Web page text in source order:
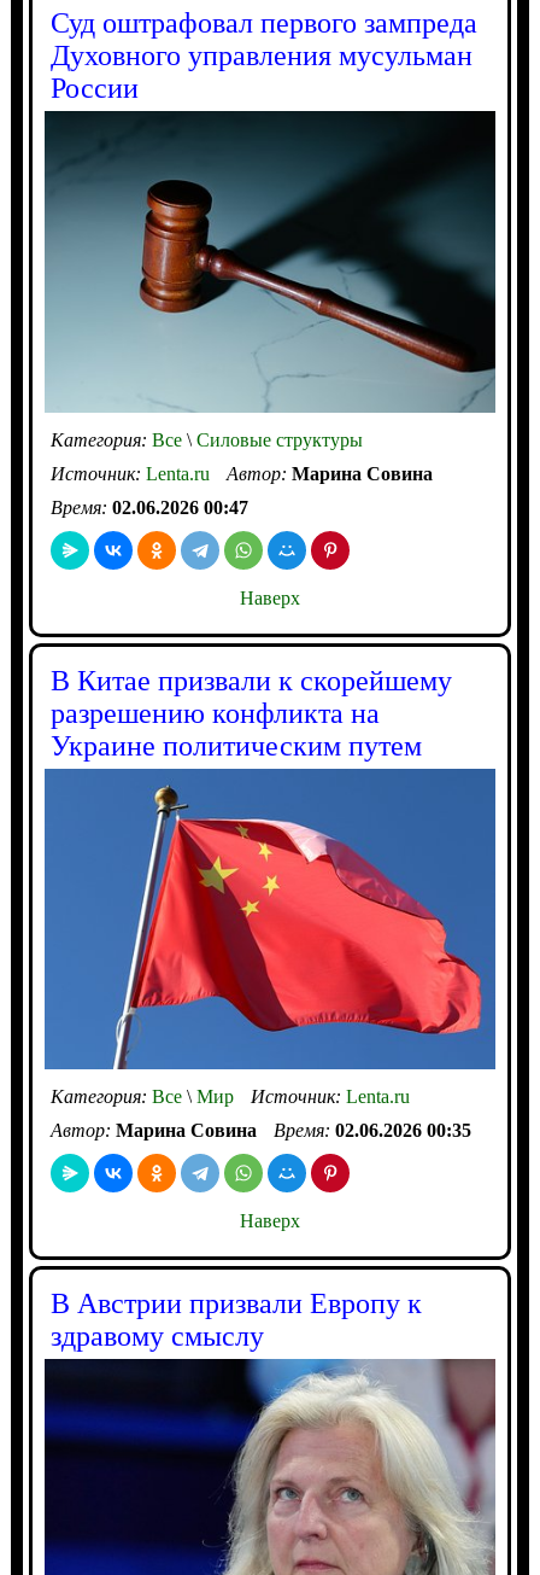
Суд оштрафовал первого зампреда
Духовного управления мусульман
России
Категория: Все\Силовые структуры
Источник: Lenta.ru Автор: Марина Совина
Время: 02.06.2026 00:47
Наверх
В Китае призвали к скорейшему
разрешению конфликта на
Украине политическим путем
Категория: Все\Мир Источник: Lenta.ru
Автор: Марина Совина Время: 02.06.2026 00:35
Наверх
В Австрии призвали Европу к
здравому смыслу